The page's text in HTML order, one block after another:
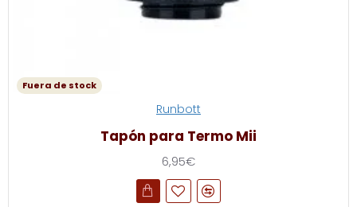
Fuera de stock
Runbott
Tapón para Termo Mii
6,95€